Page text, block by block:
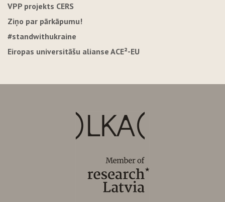
VPP projekts CERS
Ziņo par pārkāpumu!
#standwithukraine
Eiropas universitāšu alianse ACE²-EU